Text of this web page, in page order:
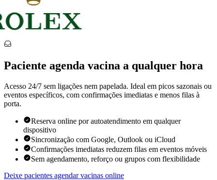
Paciente agenda vacina a qualquer hora
Acesso 24/7 sem ligações nem papelada. Ideal em picos sazonais ou
eventos específicos, com confirmações imediatas e menos filas à
porta.
Reserva online por autoatendimento em qualquer
dispositivo
Sincronização com Google, Outlook ou iCloud
Confirmações imediatas reduzem filas em eventos móveis
Sem agendamento, reforço ou grupos com flexibilidade
Deixe pacientes agendar vacinas online